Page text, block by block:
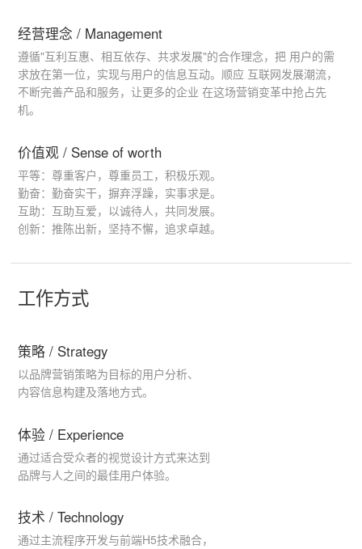
经营理念 / Management
遵循"互利互惠、相互依存、共求发展"的合作理念，把 用户的需
求放在第一位，实现与用户的信息互动。顺应 互联网发展潮流，
不断完善产品和服务，让更多的企业 在这场营销变革中抢占先
机。
价值观 / Sense of worth
平等：尊重客户，尊重员工，积极乐观。
勤奋：勤奋实干，摒弃浮躁，实事求是。
互助：互助互爱，以诚待人，共同发展。
创新：推陈出新，坚持不懈，追求卓越。
工作方式
策略 / Strategy
以品牌营销策略为目标的用户分析、
内容信息构建及落地方式。
体验 / Experience
通过适合受众者的视觉设计方式来达到
品牌与人之间的最佳用户体验。
技术 / Technology
通过主流程序开发与前端H5技术融合，